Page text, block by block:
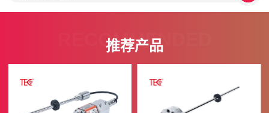
RECOMMENDED
推荐产品